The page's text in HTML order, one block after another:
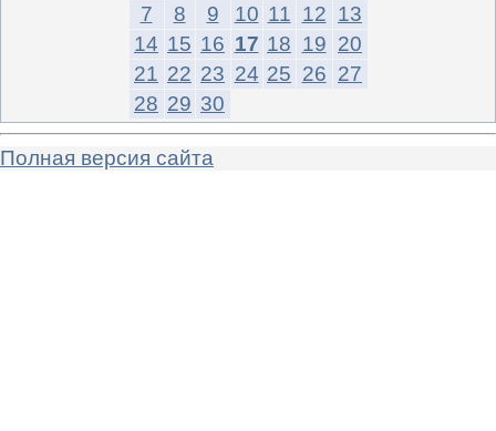
7
8 9 10 11 12 13
14 15 16 17 18 19 20
21 22 23 24 25 26 27
28 29 30
Полная версия сайта